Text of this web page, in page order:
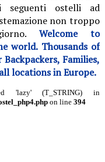
seguenti ostelli ad
non troppo
Welcome to
world. Thousands of
Families,
locations in Europe.
'lazy' (T_STRING) in
on line 394